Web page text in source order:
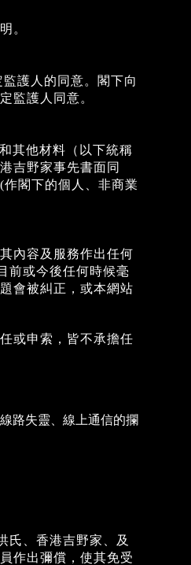
。
護人的同意。閣下向
監護人同意。
其他材料（以下統稱
吉野家事先書面同
閣下的個人、非商業
內容及服務作出任何
前或今後任何時候毫
會被糾正，或本網站
或申索，皆不承擔任
路失靈、線上通信的攔
氏、香港吉野家、及
作出彌償，使其免受